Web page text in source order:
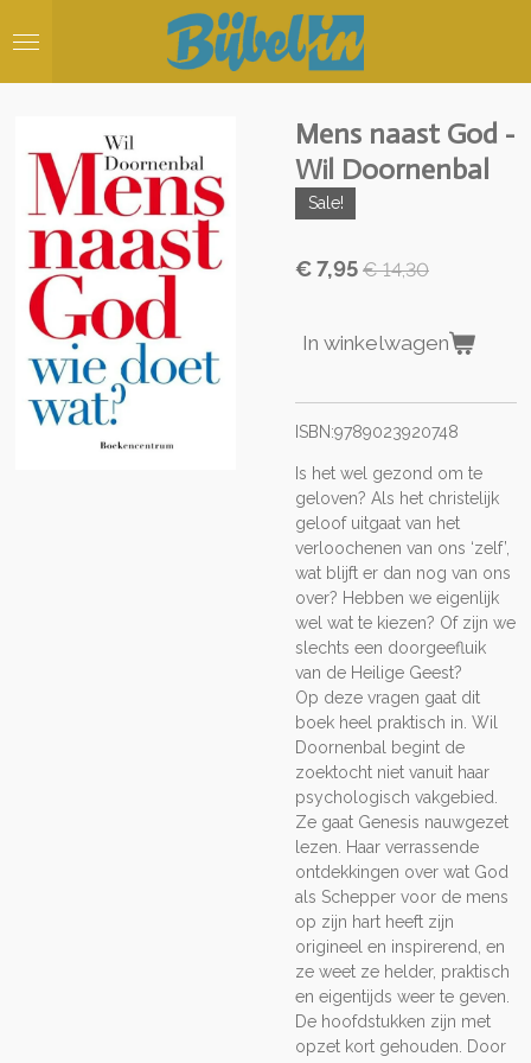
direct
Mens naast God -
Wil Doornenbal
Sale!
€ 7,95 € 14,30
In winkelwagen
ISBN:9789023920748
Is het wel gezond om te
geloven? Als het christelijk
geloof uitgaat van het
verloochenen van ons ‘zelf’,
wat blijft er dan nog van ons
over? Hebben we eigenlijk
wel wat te kiezen? Of zijn we
slechts een doorgeefluik
van de Heilige Geest?
Op deze vragen gaat dit
boek heel praktisch in. Wil
Doornenbal begint de
zoektocht niet vanuit haar
psychologisch vakgebied.
Ze gaat Genesis nauwgezet
lezen. Haar verrassende
ontdekkingen over wat God
als Schepper voor de mens
op zijn hart heeft zijn
origineel en inspirerend, en
ze weet ze helder, praktisch
en eigentijds weer te geven.
De hoofdstukken zijn met
opzet kort gehouden. Door